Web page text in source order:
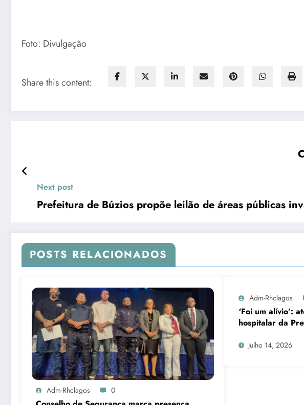
Foto: Divulgação
Share this content:
Next post
Prefeitura de Búzios propõe leilão de áreas públicas
POSTS RELACIONADOS
Adm-Rhclagos 0
Adm-Rhclagos
‘Foi um alívio’:
hospitalar da
transforma
Julho 14, 2026